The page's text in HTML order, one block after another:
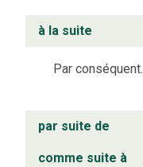
à la suite
Par conséquent.
par suite de
comme suite à